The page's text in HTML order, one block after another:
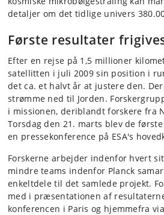
detaljer om det tidlige univers
Første resultater
Efter en rejse på 1,5 millioner
satellitten i juli 2009 sin position i
det ca. et halvt år at justere den.
strømme ned til Jorden.
i missionen, deriblandt forskere fra
Torsdag den 21. marts blev de
en pressekonference på ESA's
Forskerne arbejder indenfor hvert
mindre teams indenfor Planck
enkeltdele til det samlede projekt.
med i præsentationen af
konferencen i Paris og hjemmefra